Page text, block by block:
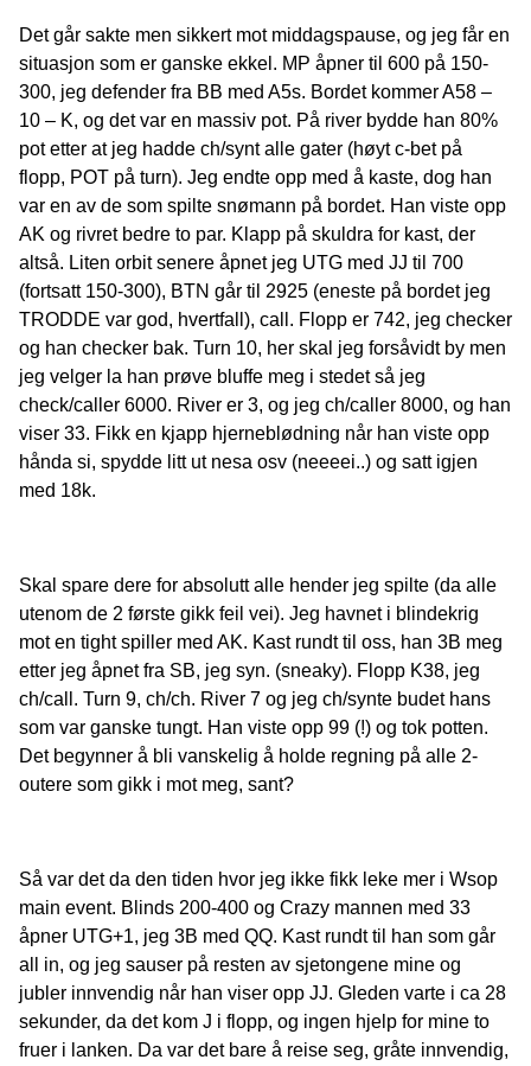
Det går sakte men sikkert mot middagspause, og jeg får en
situasjon som er ganske ekkel. MP åpner til 600 på 150-
300, jeg defender fra BB med A5s. Bordet kommer A58 –
10 – K, og det var en massiv pot. På river bydde han 80%
pot etter at jeg hadde ch/synt alle gater (høyt c-bet på
flopp, POT på turn). Jeg endte opp med å kaste, dog han
var en av de som spilte snømann på bordet. Han viste opp
AK og rivret bedre to par. Klapp på skuldra for kast, der
altså. Liten orbit senere åpnet jeg UTG med JJ til 700
(fortsatt 150-300), BTN går til 2925 (eneste på bordet jeg
TRODDE var god, hvertfall), call. Flopp er 742, jeg checker
og han checker bak. Turn 10, her skal jeg forsåvidt by men
jeg velger la han prøve bluffe meg i stedet så jeg
check/caller 6000. River er 3, og jeg ch/caller 8000, og han
viser 33. Fikk en kjapp hjerneblødning når han viste opp
hånda si, spydde litt ut nesa osv (neeeei..) og satt igjen
med 18k.
Skal spare dere for absolutt alle hender jeg spilte (da alle
utenom de 2 første gikk feil vei). Jeg havnet i blindekrig
mot en tight spiller med AK. Kast rundt til oss, han 3B meg
etter jeg åpnet fra SB, jeg syn. (sneaky). Flopp K38, jeg
ch/call. Turn 9, ch/ch. River 7 og jeg ch/synte budet hans
som var ganske tungt. Han viste opp 99 (!) og tok potten.
Det begynner å bli vanskelig å holde regning på alle 2-
outere som gikk i mot meg, sant?
Så var det da den tiden hvor jeg ikke fikk leke mer i Wsop
main event. Blinds 200-400 og Crazy mannen med 33
åpner UTG+1, jeg 3B med QQ. Kast rundt til han som går
all in, og jeg sauser på resten av sjetongene mine og
jubler innvendig når han viser opp JJ. Gleden varte i ca 28
sekunder, da det kom J i flopp, og ingen hjelp for mine to
fruer i lanken. Da var det bare å reise seg, gråte innvendig,